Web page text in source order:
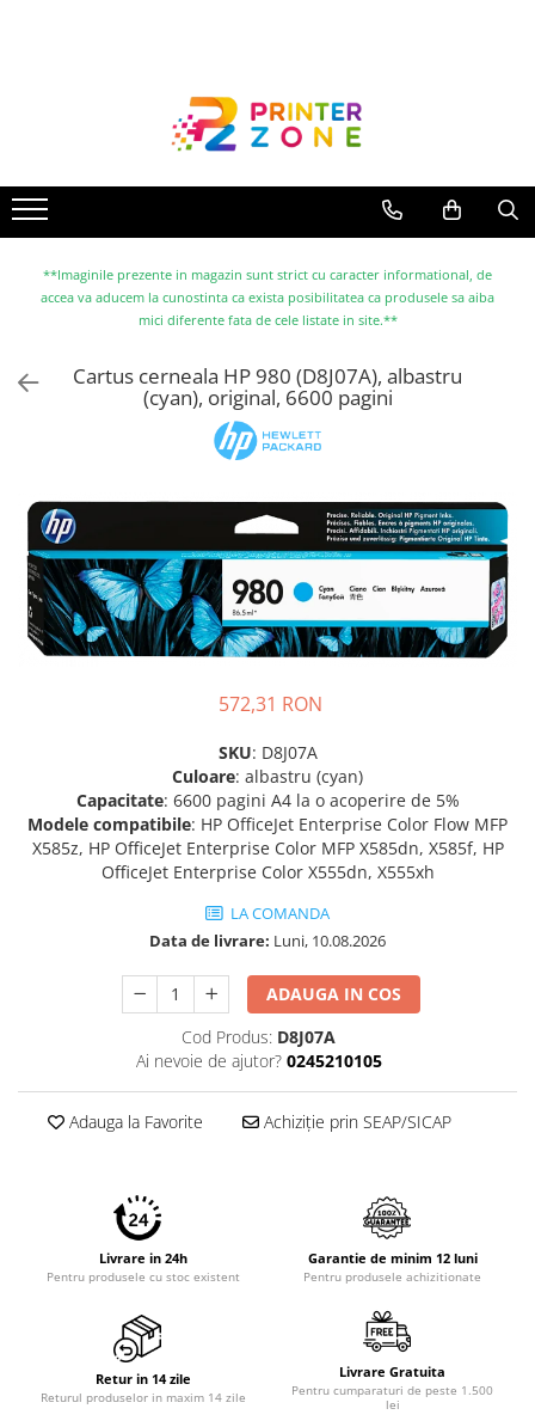
Imprimante cu jet
Multifunctionale laser
Multifunctionale cu jet
Imprimante etichete
Scanere
Piese schimb
Plottere
Consumabile imprimanta
Tonere
Ribbon
Developer
Consumabile imprimanta
Tonere compatibile
Cartuse compatibile
Drum unit compatibile
Imprimante 3D
Accesorii imprimante 3D
Laptopuri / notebookuri
Laptopuri gaming
Laptop-uri 2 in 1
Accesorii laptop
**Imaginile prezente in magazin sunt strict cu caracter informational, de
accea va aducem la cunostinta ca exista posibilitatea ca produsele sa aiba
mici diferente fata de cele listate in site.**
Cartus cerneala HP 980 (D8J07A), albastru
(cyan), original, 6600 pagini
572,31 RON
SKU: D8J07A
Culoare: albastru (cyan)
Capacitate: 6600 pagini A4 la o acoperire de 5%
Modele compatibile: HP OfficeJet Enterprise Color Flow MFP
X585z, HP OfficeJet Enterprise Color MFP X585dn, X585f, HP
OfficeJet Enterprise Color X555dn, X555xh
LA COMANDA
Data de livrare: Luni, 10.08.2026
ADAUGA IN COS
Cod Produs: D8J07A
Ai nevoie de ajutor? 0245210105
Adauga la Favorite Achiziție prin SEAP/SICAP
Livrare in 24h
Pentru produsele cu stoc existent
Garantie de minim 12 luni
Pentru produsele achizitionate
Retur in 14 zile
Returul produselor in maxim 14 zile
Livrare Gratuita
Pentru cumparaturi de peste 1.500
lei